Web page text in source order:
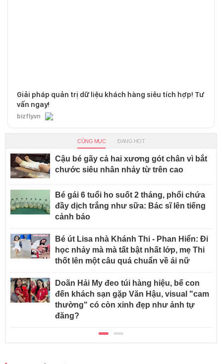
Giải pháp quản trị dữ liệu khách hàng siêu tích hợp! Tư
vấn ngay!
bizfly.vn
CÙNG MỤC ĐANG HOT
Cậu bé gãy cả hai xương gót chân vì bắt
chước siêu nhân nhảy từ trên cao
Bé gái 6 tuổi ho suốt 2 tháng, phổi chứa
đầy dịch trắng như sữa: Bác sĩ lên tiếng
cảnh báo
Bé út Lisa nhà Khánh Thi - Phan Hiển: Đi
học nhảy mà mà tất bật nhất lớp, mẹ Thi
thốt lên một câu quá chuẩn về ái nữ
Doãn Hải My đeo túi hàng hiệu, bế con
đến khách sạn gặp Văn Hậu, visual "cam
thường" có còn xinh đẹp như ảnh tự
đăng?